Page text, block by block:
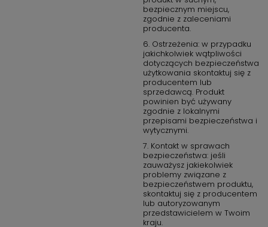
bezpiecznym miejscu,
zgodnie z zaleceniami
producenta.
6. Ostrzeżenia: w przypadku
jakichkolwiek wątpliwości
dotyczących bezpieczeństwa
użytkowania skontaktuj się z
producentem lub
sprzedawcą. Produkt
powinien być używany
zgodnie z lokalnymi
przepisami bezpieczeństwa i
wytycznymi.
7. Kontakt w sprawach
bezpieczeństwa: jeśli
zauważysz jakiekolwiek
problemy związane z
bezpieczeństwem produktu,
skontaktuj się z producentem
lub autoryzowanym
przedstawicielem w Twoim
kraju.